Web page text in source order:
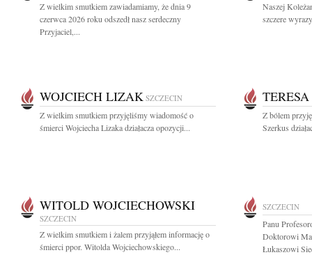
Z wielkim smutkiem zawiadamiamy, że dnia 9
czerwca 2026 roku odszedł nasz serdeczny
Przyjaciel,...
Naszej
szczere
WOJCIECH LIZAK SZCZECIN
Z wielkim smutkiem przyjęliśmy wiadomość o
śmierci Wojciecha Lizaka działacza opozycji...
Z bólem
Szerkus
WITOLD WOJCIECHOWSKI
SZCZECIN
Z wielkim smutkiem i żalem przyjąłem informację o
śmierci ppor. Witolda Wojciechowskiego...
SZCZECIN
Panu
Doktorowi
Łukaszowi